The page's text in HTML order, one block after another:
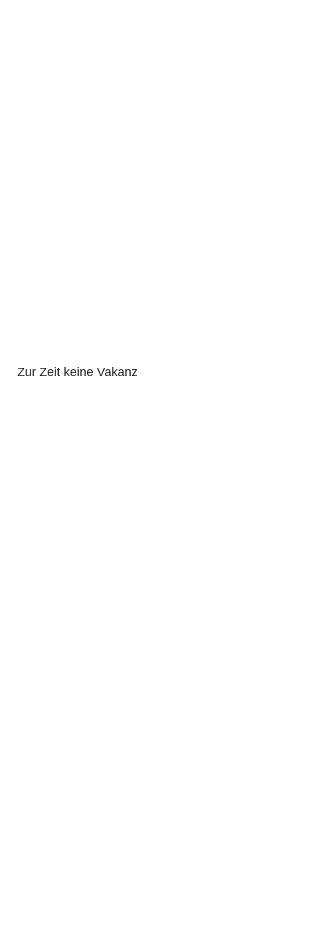
Zur Zeit keine Vakanz